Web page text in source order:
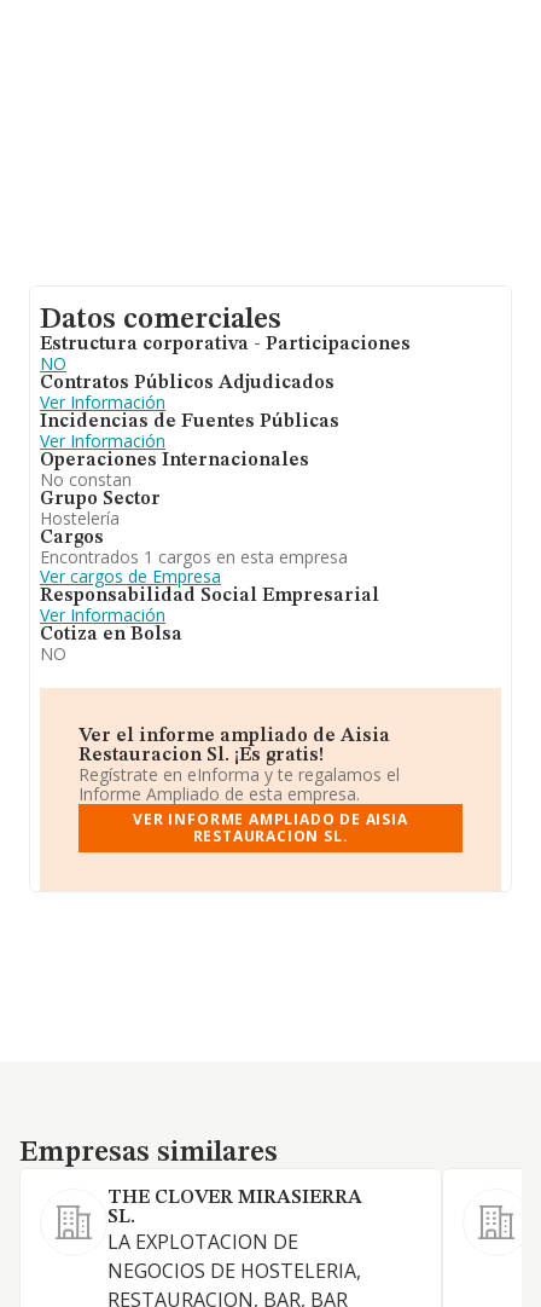
Datos comerciales
Estructura corporativa - Participaciones
NO
Contratos Públicos Adjudicados
Ver Información
Incidencias de Fuentes Públicas
Ver Información
Operaciones Internacionales
No constan
Grupo Sector
Hostelería
Cargos
Encontrados 1 cargos en esta empresa
Ver cargos de Empresa
Responsabilidad Social Empresarial
Ver Información
Cotiza en Bolsa
NO
Ver el informe ampliado de Aisia
Restauracion Sl. ¡Es gratis!
Regístrate en eInforma y te regalamos el
Informe Ampliado de esta empresa.
VER INFORME AMPLIADO DE AISIA
RESTAURACION SL.
Empresas similares
Empresas similares
THE CLOVER MIRASIERRA
SL.
LA EXPLOTACION DE
NEGOCIOS DE HOSTELERIA,
RESTAURACION, BAR, BAR